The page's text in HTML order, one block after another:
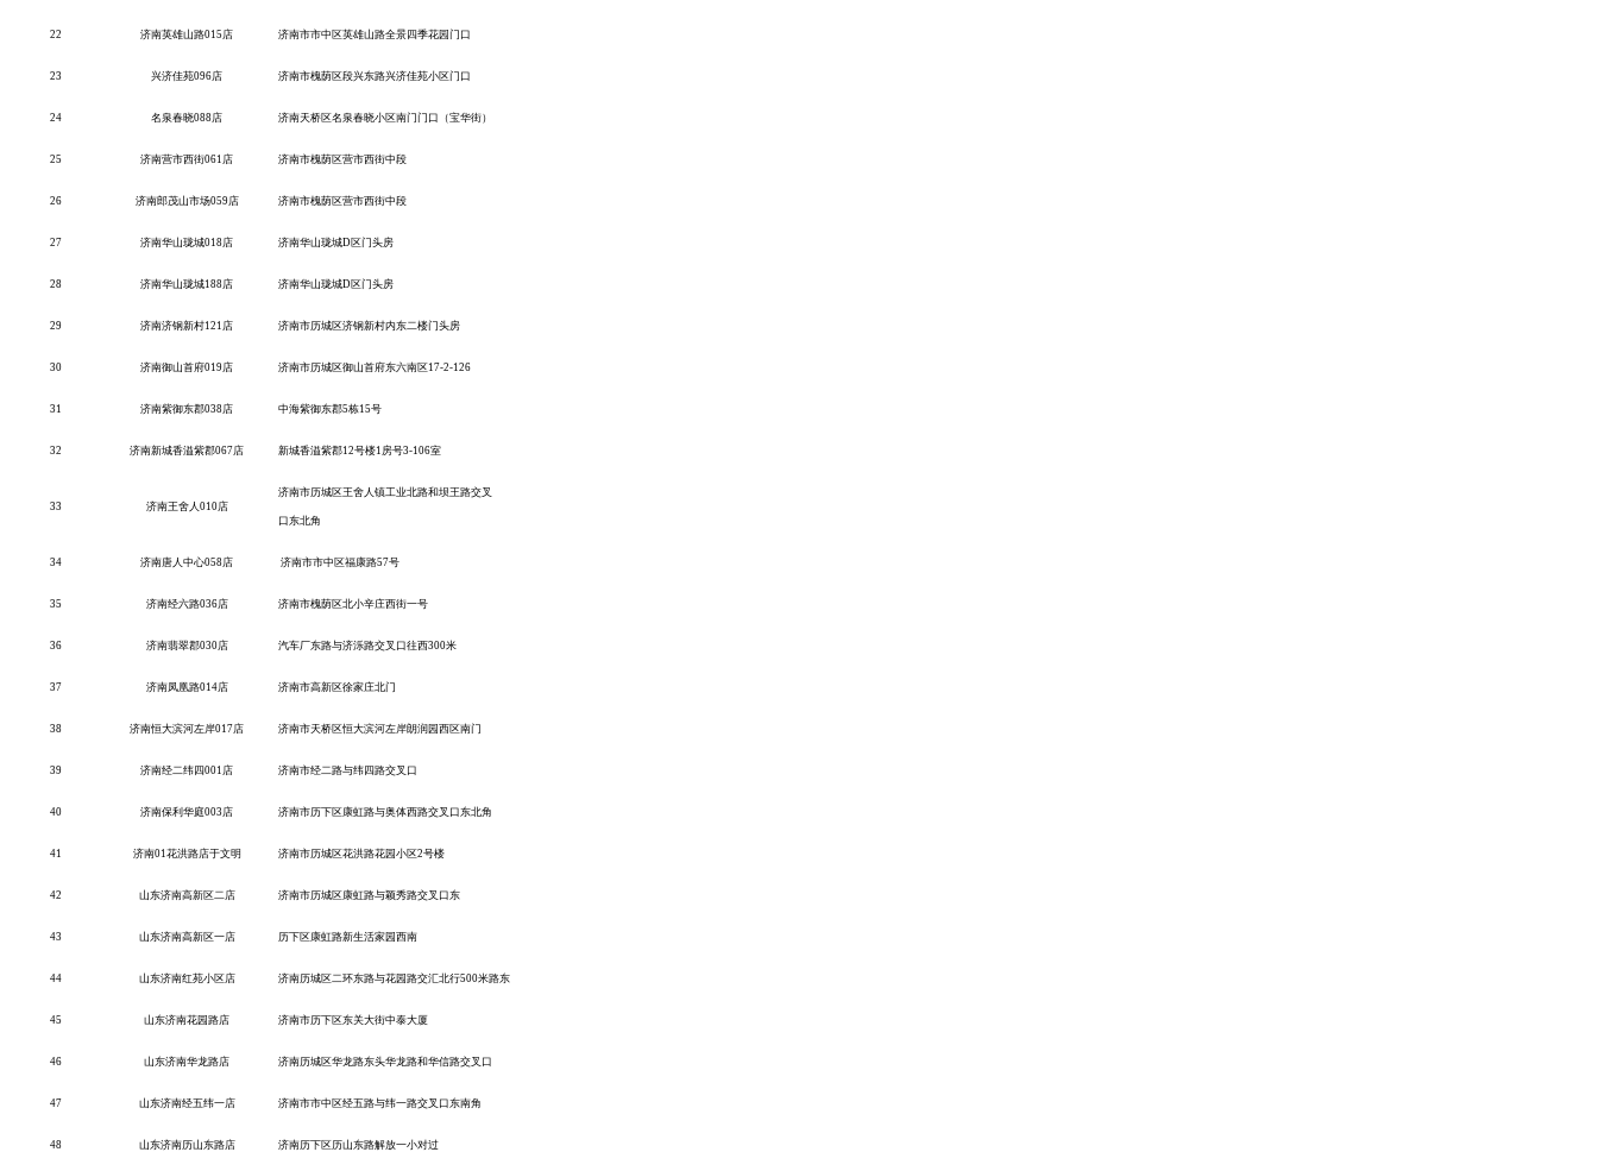
22 济南英雄山路015店 济南市市中区英雄山路全景四季花园门口
23 兴济佳苑096店 济南市槐荫区段兴东路兴济佳苑小区门口
24 名泉春晓088店 济南天桥区名泉春晓小区南门门口（宝华街）
25 济南营市西街061店 济南市槐荫区营市西街中段
26 济南郎茂山市场059店 济南市槐荫区营市西街中段
27 济南华山珑城018店 济南华山珑城D区门头房
28 济南华山珑城188店 济南华山珑城D区门头房
29 济南济钢新村121店 济南市历城区济钢新村内东二楼门头房
30 济南御山首府019店 济南市历城区御山首府东六南区17-2-126
31 济南紫御东郡038店 中海紫御东郡5栋15号
32 济南新城香溢紫郡067店 新城香溢紫郡12号楼1房号3-106室
33 济南王舍人 010店
济南市历城区王舍人镇工业北路和坝王路交叉
口东北角
34 济南唐人中心058店 济南市市中区福康路57号
35 济南经六路036店 济南市槐荫区北小辛庄西街一号
36 济南翡翠郡030店 汽车厂东路与济泺路交叉口往西300米
37 济南凤凰路014店 济南市高新区徐家庄北门
38 济南恒大滨河左岸017店 济南市天桥区恒大滨河左岸朗润园西区南门
39 济南经二纬四001店 济南市经二路与纬四路交叉口
40 济南保利华庭003店 济南市历下区康虹路与奥体西路交叉口东北角
41 济南01花洪路店于文明 济南市历城区花洪路花园小区2号楼
42 山东济南高新区二店 济南市历城区康虹路与颖秀路交叉口东
43 山东济南高新区一店 历下区康虹路新生活家园西南
44 山东济南红苑小区店 济南历城区二环东路与花园路交汇北行500米路东
45 山东济南花园路店 济南市历下区东关大街中泰大厦
46 山东济南华龙路店 济南历城区华龙路东头华龙路和华信路交叉口
47 山东济南经五纬一店 济南市市中区经五路与纬一路交叉口东南角
48 山东济南历山东路店 济南历下区历山东路解放一小对过